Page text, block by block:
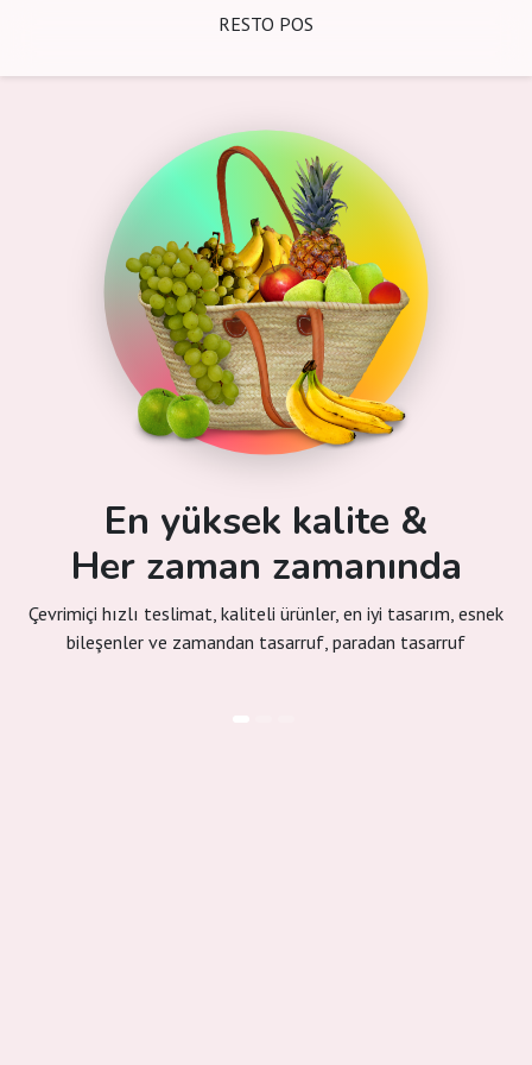
RESTO POS
En yüksek kalite &
Her zaman zamanında
Çevrimiçi hızlı teslimat, kaliteli ürünler, en iyi tasarım, esnek
bileşenler ve zamandan tasarruf, paradan tasarruf